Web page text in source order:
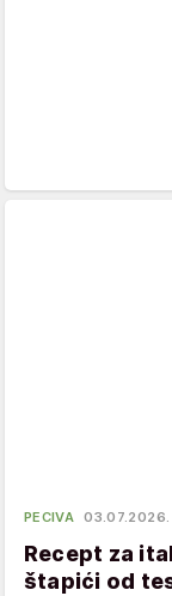
PECIVA 03.07.2026.
Recept za
štapići od